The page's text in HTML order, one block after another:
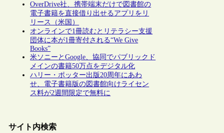
OverDrive社、携帯端末だけで図書館の
電子書籍を直接借り出せるアプリをリ
リース（米国）
オンラインで1冊読むとリテラシー支援
団体に本が1冊寄付される“We Give
Books”
米ソニーとGoogle、協同でパブリックド
メインの書籍50万点をデジタル化
ハリー・ポッター出版20周年にあわ
せ、電子書籍版の図書館向けライセン
ス料が2週間限定で無料に
サイト内検索